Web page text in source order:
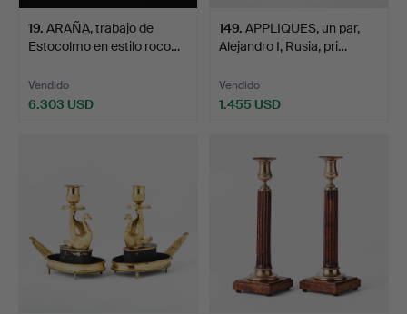
19. ARAÑA, trabajo de
Estocolmo en estilo roco…
Vendido
6.303 USD
149. APPLIQUES, un par,
Alejandro I, Rusia, pri…
Vendido
1.455 USD